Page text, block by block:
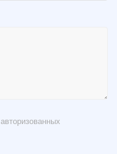
авторизованных